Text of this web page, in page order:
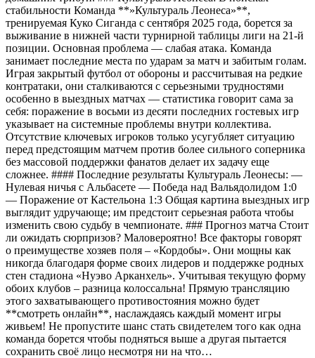
стабильности Команда **»Культураль Леонеса»**,
тренируемая Куко Сиганда с сентября 2025 года, борется за
выживание в нижней части турнирной таблицы лиги на 21-й
позиции. Основная проблема — слабая атака. Команда
занимает последние места по ударам за матч и забитым голам.
Играя закрытый футбол от обороны и рассчитывая на редкие
контратаки, они сталкиваются с серьезными трудностями
особенно в выездных матчах — статистика говорит сама за
себя: поражение в восьми из десяти последних гостевых игр
указывает на системные проблемы внутри коллектива.
Отсутствие ключевых игроков только усугубляет ситуацию
перед предстоящим матчем против более сильного соперника
без массовой поддержки фанатов делает их задачу еще
сложнее. #### Последние результаты Культураль Леонесы: —
Нулевая ничья с Альбасете — Победа над Вальядолидом 1:0
— Поражение от Кастельона 1:3 Общая картина выездных игр
выглядит удручающе; им предстоит серьезная работа чтобы
изменить свою судьбу в чемпионате. ### Прогноз матча Стоит
ли ожидать сюрпризов? Маловероятно! Все факторы говорят
о преимуществе хозяев поля – «Кордобы». Они мощны как
никогда благодаря форме своих лидеров и поддержке родных
стен стадиона «Нуэво Арканхель». Учитывая текущую форму
обоих клубов – разница колоссальна! Прямую трансляцию
этого захватывающего противостояния можно будет
**смотреть онлайн**, наслаждаясь каждый момент игры
живьем! Не пропустите шанс стать свидетелем того как одна
команда борется чтобы подняться выше а другая пытается
сохранить своё лицо несмотря ни на что…